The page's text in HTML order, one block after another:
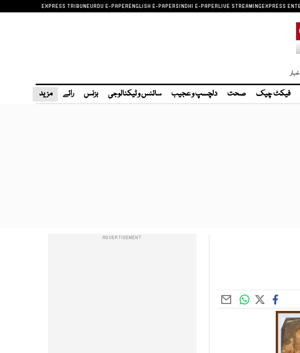
EXPRESS TRIBUNEURDU E-PAPERENGLISH E-PAPERSINDHI E-PAPERLIVE STREAMINGEXPRESS
فیکٹ چیک صحت دلچسپ و عجیب سائنس و ٹیکنالوجی بزنس رائے مزید